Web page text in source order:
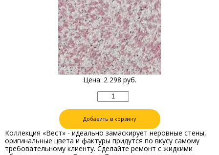
Цена: 2 298 руб.
Добавить в корзину
Коллекция «Вест» - идеально замаскирует неровные стены,
оригинальные цвета и фактуры придутся по вкусу самому
требовательному клиенту. Сделайте ремонт с жидкими